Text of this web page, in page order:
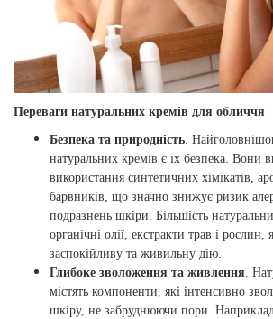
Переваги натуральних кремів для обличчя
Безпека та природність.
натуральних кремів є їх безпека. Вони
використання синтетичних хімікатів,
барвників, що значно знижує ризик
подразнень шкіри. Більшість
органічні олії, екстракти трав і рослин,
заспокійливу та живильну дію.
Глибоке зволоження та живлення.
містять компоненти, які інтенсивно
шкіру, не забруднюючи пори.